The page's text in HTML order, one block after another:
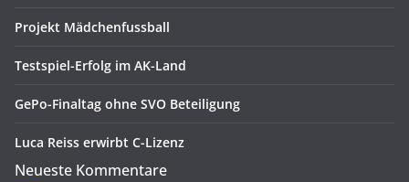
Projekt Mädchenfussball
Testspiel-Erfolg im AK-Land
GePo-Finaltag ohne SVO Beteiligung
Luca Reiss erwirbt C-Lizenz
Neueste Kommentare